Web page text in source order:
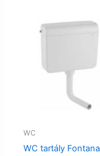
WC
WC tartály Fontana